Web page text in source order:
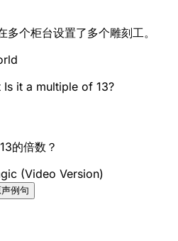
个柜台设置了多个雕刻工。
it a multiple of 13?
的倍数？
(Video Version)
声例句